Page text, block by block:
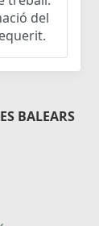
del
BALEARS